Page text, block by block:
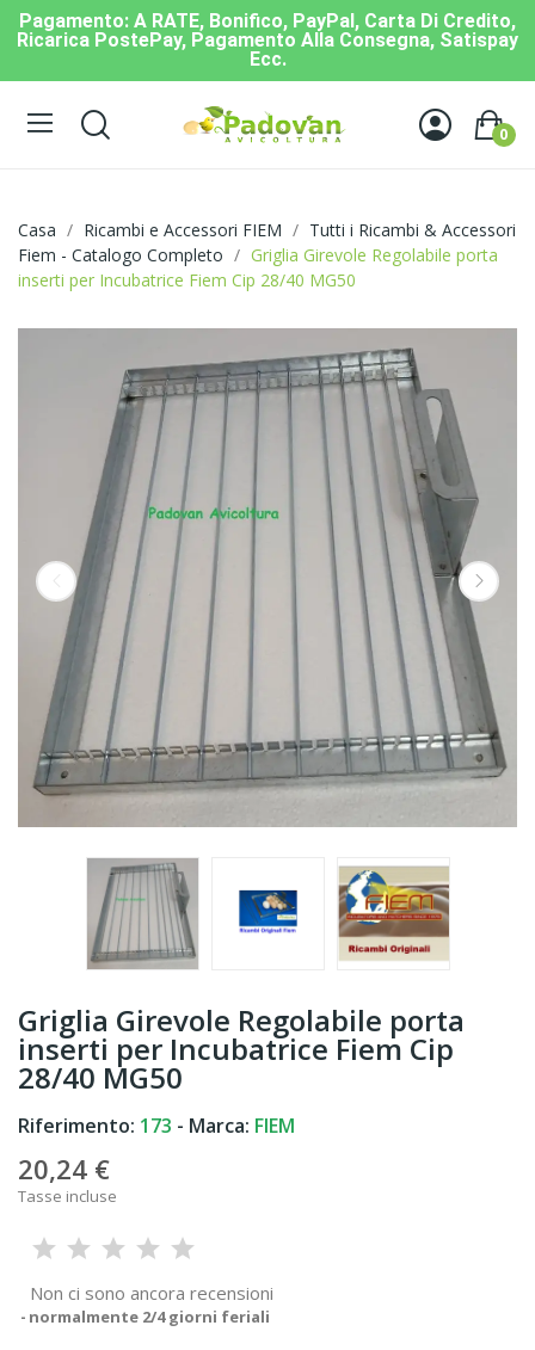
Pagamento: A RATE, Bonifico, PayPal, Carta Di Credito,
Ricarica PostePay, Pagamento Alla Consegna, Satispay
Ecc.
0
Casa Ricambi e Accessori FIEM
Tutti i Ricambi & Accessori
Fiem - Catalogo Completo
Griglia Girevole Regolabile porta
inserti per Incubatrice Fiem Cip 28/40 MG50
Griglia Girevole Regolabile porta
inserti per Incubatrice Fiem Cip
28/40 MG50
Riferimento: 173 - Marca: FIEM
20,24 €
Tasse incluse
Non ci sono ancora recensioni
normalmente 2/4 giorni feriali